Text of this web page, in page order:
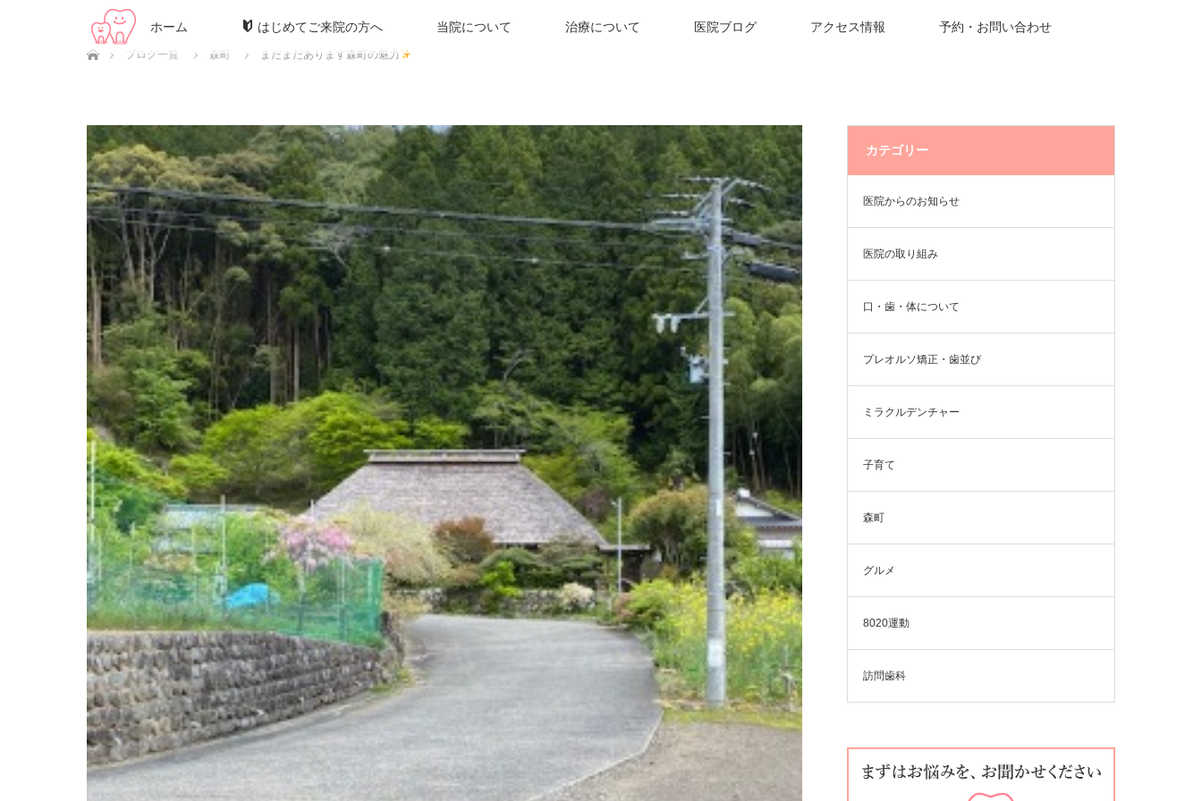
ホーム はじめてご来院の方へ 当院について 治療について 医院ブログ アクセス情報 予約・お問い合わせ
ホーム
ブログ一覧
森町 まだまだあります森町の魅力
カテゴリー
医院からのお知らせ
医院の取り組み
口・歯・体について
プレオルソ矯正・歯並び
ミラクルデンチャー
子育て
森町
グルメ
8020運動
訪問歯科